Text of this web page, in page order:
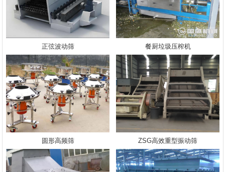
正弦波动筛 餐厨垃圾压榨机
圆形高频筛 ZSG高效重型振动筛